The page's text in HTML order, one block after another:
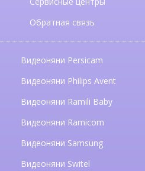
Обратная связь
Видеоняни Persicam
Видеоняни Philips Avent
Видеоняни Ramili Baby
Видеоняни Ramicom
Видеоняни Samsung
Видеоняни Switel